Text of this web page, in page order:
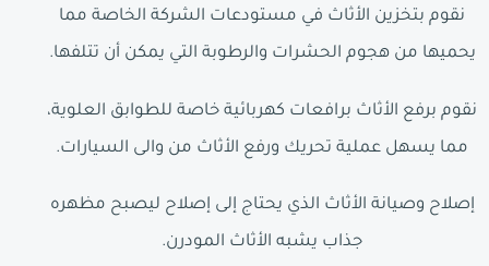
نقوم بتخزين الأثاث في مستودعات الشركة الخاصة مما
يحميها من هجوم الحشرات والرطوبة التي يمكن أن تتلفها.
نقوم برفع الأثاث برافعات كهربائية خاصة للطوابق العلوية،
مما يسهل عملية تحريك ورفع الأثاث من والى السيارات.
إصلاح وصيانة الأثاث الذي يحتاج إلى إصلاح ليصبح مظهره
جذاب يشبه الأثاث المودرن.